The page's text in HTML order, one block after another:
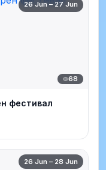
26 Jun – 27 Jun
68
фестивал
26 Jun – 28 Jun